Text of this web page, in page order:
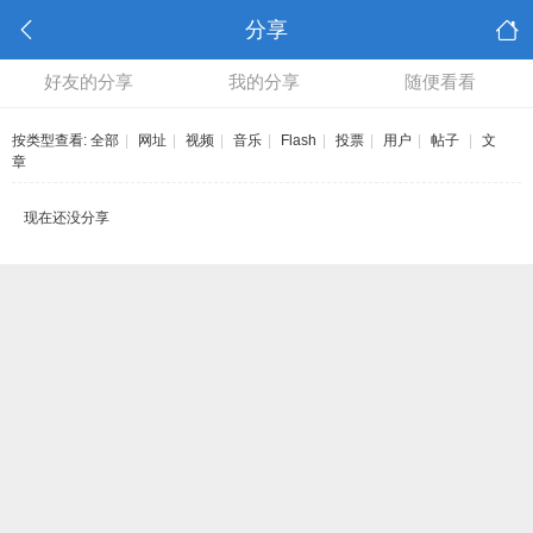
分享
好友的分享 我的分享 随便看看
按类型查看: 全部 网址 视频 音乐 Flash 投票 用户 帖子
文
章
现在还没分享